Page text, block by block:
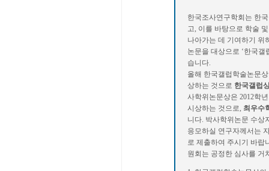
한국조사연구학회는 한
고, 이를 바탕으로 학술
나아가는 데 기여하기 위
논문을 대상으로 ‘한국갤
습니다.
올해 한국갤럽학술논문
상하는 것으로 한국갤럽
사학위논문상은 2012학
시상하는 것으로, 최우수
니다. 박사학위논문 수상
응모하실 연구자께서는
로 제출하여 주시기 바랍
원회는 공정한 심사를 거